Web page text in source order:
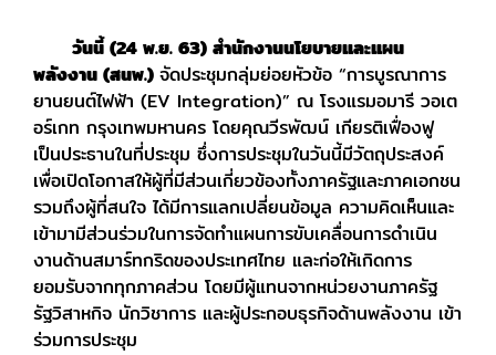
วันนี้ (24 พ.ย. 63) สำนักงานนโยบายและแผน
พลังงาน (สนพ.) จัดประชุมกลุ่มย่อยหัวข้อ “การบูรณาการ
ยานยนต์ไฟฟ้า (EV Integration)” ณ โรงแรมอมารี วอเต
อร์เกท กรุงเทพมหานคร โดยคุณวีรพัฒน์ เกียรติเฟื่องฟู
เป็นประธานในที่ประชุม ซึ่งการประชุมในวันนี้มีวัตถุประสงค์
เพื่อเปิดโอกาสให้ผู้ที่มีส่วนเกี่ยวข้องทั้งภาครัฐและภาคเอกชน
รวมถึงผู้ที่สนใจ ได้มีการแลกเปลี่ยนข้อมูล ความคิดเห็นและ
เข้ามามีส่วนร่วมในการจัดทำแผนการขับเคลื่อนการดำเนิน
งานด้านสมาร์ทกริดของประเทศไทย และก่อให้เกิดการ
ยอมรับจากทุกภาคส่วน โดยมีผู้แทนจากหน่วยงานภาครัฐ
รัฐวิสาหกิจ นักวิชาการ และผู้ประกอบธุรกิจด้านพลังงาน เข้า
ร่วมการประชุม